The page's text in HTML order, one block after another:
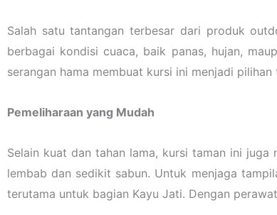
Salah satu tantangan terbesar dari produk
berbagai kondisi cuaca, baik panas, hujan,
serangan hama membuat kursi ini menjadi
Pemeliharaan yang Mudah
Selain kuat dan tahan lama, kursi taman ini juga
lembab dan sedikit sabun. Untuk menjaga
terutama untuk bagian Kayu Jati. Dengan